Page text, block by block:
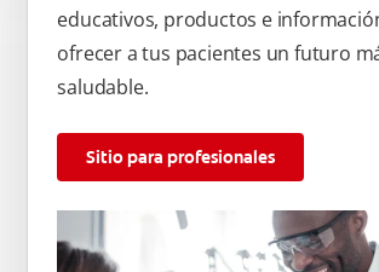
educativos, productos e
ofrecer a tus pacientes un futuro
saludable.
Sitio para profesionales